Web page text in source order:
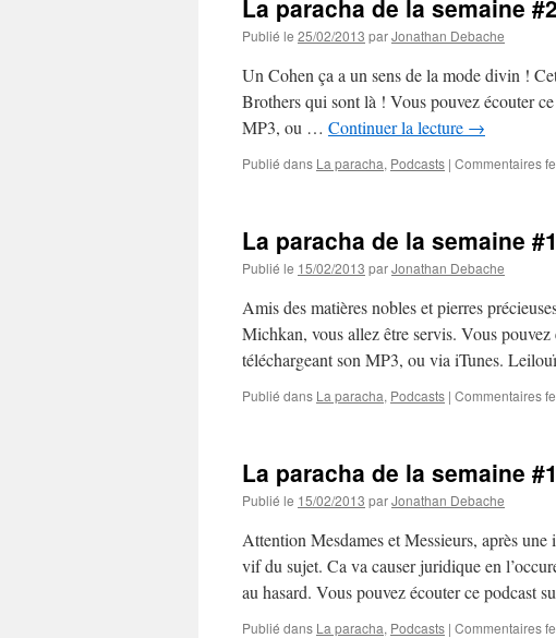
La paracha de la semaine
Publié le 25/02/2013 parJonathan Debache
Un Cohen ça a un sens de la mode divin !
Brothers qui sont là ! Vous pouvez écouter
MP3, ou … Continuer la lecture →
Publié dans La paracha, Podcasts | Commentaires
La paracha de la semaine
Publié le 15/02/2013 parJonathan Debache
Amis des matières nobles et pierres
Michkan, vous allez être servis. Vous
téléchargeant son MP3, ou via iTunes.
Publié dans La paracha, Podcasts | Commentaires
La paracha de la semaine
Publié le 15/02/2013 parJonathan Debache
Attention Mesdames et Messieurs, après
vif du sujet. Ca va causer juridique en
au hasard. Vous pouvez écouter ce podcast
Publié dans La paracha, Podcasts | Commentaires